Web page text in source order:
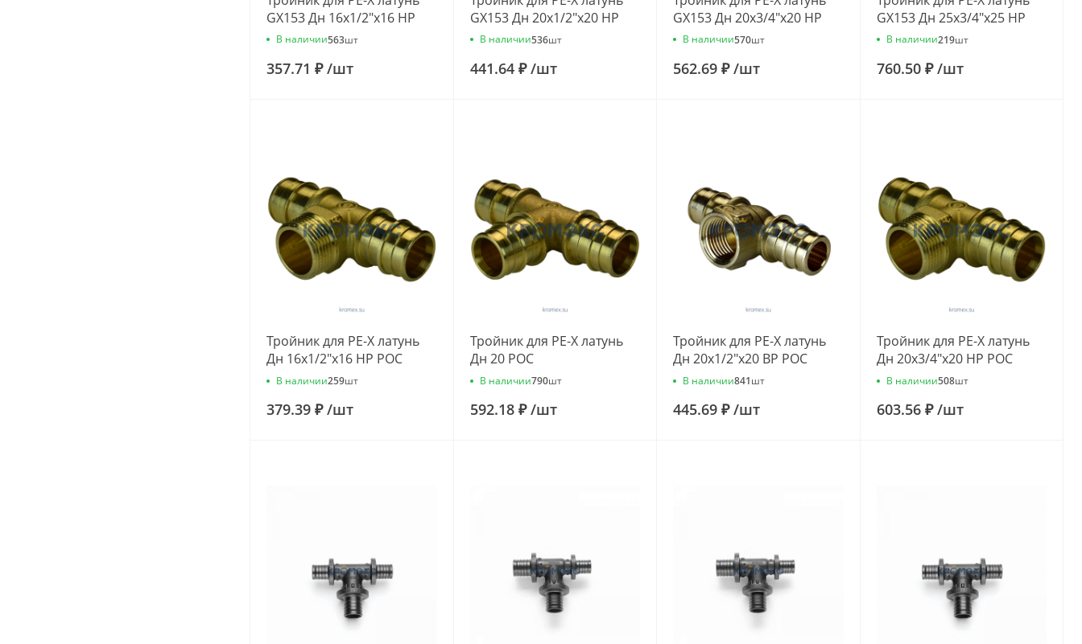
GX153 Дн 16х1/2"х16 НР
Giacomini GX153Y033
В наличии563шт
357.71 ₽/шт
GX153 Дн 20х1/2"х20 НР
Giacomini GX153Y034
В наличии536шт
441.64 ₽/шт
GX153 Дн 20х3/4"х20 НР
Giacomini GX153Y044
В наличии570шт
562.69 ₽/шт
GX153 Дн 25х3/4"х25 НР
Giacomini GX153Y045
В наличии219шт
760.50 ₽/шт
Тройник для PE-X латунь
Дн 16х1/2"х16 НР РОС
В наличии259шт
379.39 ₽/шт
Тройник для PE-X латунь
Дн 20 РОС
В наличии790шт
592.18 ₽/шт
Тройник для PE-X латунь
Дн 20х1/2"х20 ВР РОС
В наличии841шт
445.69 ₽/шт
Тройник для PE-X латунь
Дн 20х3/4"х20 НР РОС
В наличии508шт
603.56 ₽/шт